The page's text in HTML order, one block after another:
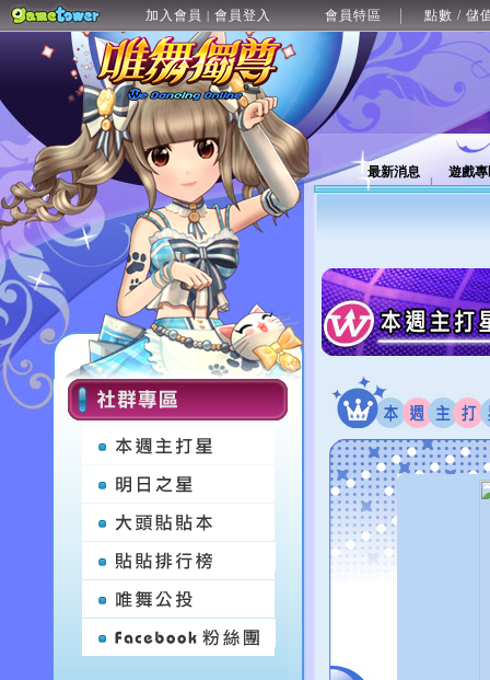
加入會員 | 會員登入 會員特區 點數 / 儲
最新消息 遊戲